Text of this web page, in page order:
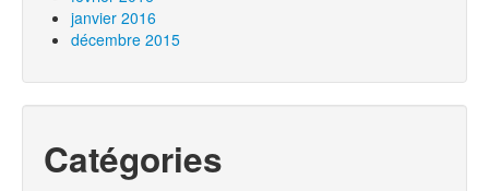
janvier 2016
décembre 2015
Catégories